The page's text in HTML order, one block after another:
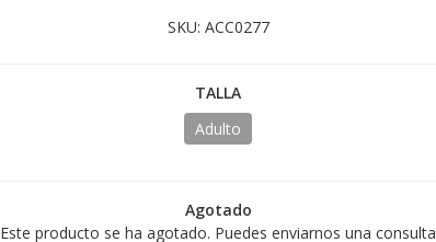
SKU: ACC0277
TALLA
Adulto
Agotado
Este producto se ha agotado. Puedes enviarnos una consulta